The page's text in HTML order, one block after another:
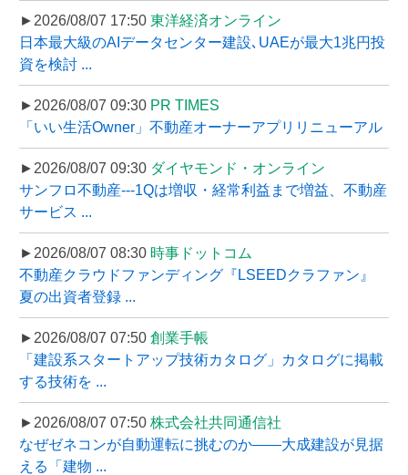
►2026/08/07 17:50 東洋経済オンライン
日本最大級のAIデータセンター建設､UAEが最大1兆円投
資を検討 ...
►2026/08/07 09:30 PR TIMES
「いい生活Owner」不動産オーナーアプリリニューアル
►2026/08/07 09:30 ダイヤモンド・オンライン
サンフロ不動産---1Qは増収・経常利益まで増益、不動産
サービス ...
►2026/08/07 08:30 時事ドットコム
不動産クラウドファンディング『LSEEDクラファン』
夏の出資者登録 ...
►2026/08/07 07:50 創業手帳
「建設系スタートアップ技術カタログ」カタログに掲載
する技術を ...
►2026/08/07 07:50 株式会社共同通信社
なぜゼネコンが自動運転に挑むのか――大成建設が見据
える「建物 ...